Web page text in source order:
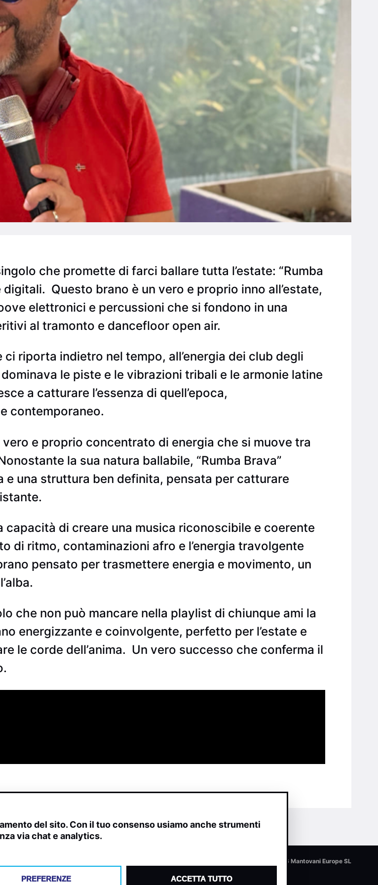
che promette di farci ballare tutta l’estate: “Rumba
digitali. Questo brano è un vero e proprio inno all’estate,
elettronici e percussioni che si fondono in una
al tramonto e dancefloor open air.
ci riporta indietro nel tempo, all’energia dei club degli
le piste e le vibrazioni tribali e le armonie latine
a catturare l’essenza di quell’epoca,
contemporaneo.
e proprio concentrato di energia che si muove tra
la sua natura ballabile, “Rumba Brava”
una struttura ben definita, pensata per catturare
di creare una musica riconoscibile e coerente
di ritmo, contaminazioni afro e l’energia travolgente
pensato per trasmettere energia e movimento, un
che non può mancare nella playlist di chiunque ami la
energizzante e coinvolgente, perfetto per l’estate e
le corde dell’anima. Un vero successo che conferma il
radio.
© 2026 Mantovani Europe SL
del sito. Con il tuo consenso usiamo anche strumenti
via chat e analytics.
PREFERENZE ACCETTA TUTTO